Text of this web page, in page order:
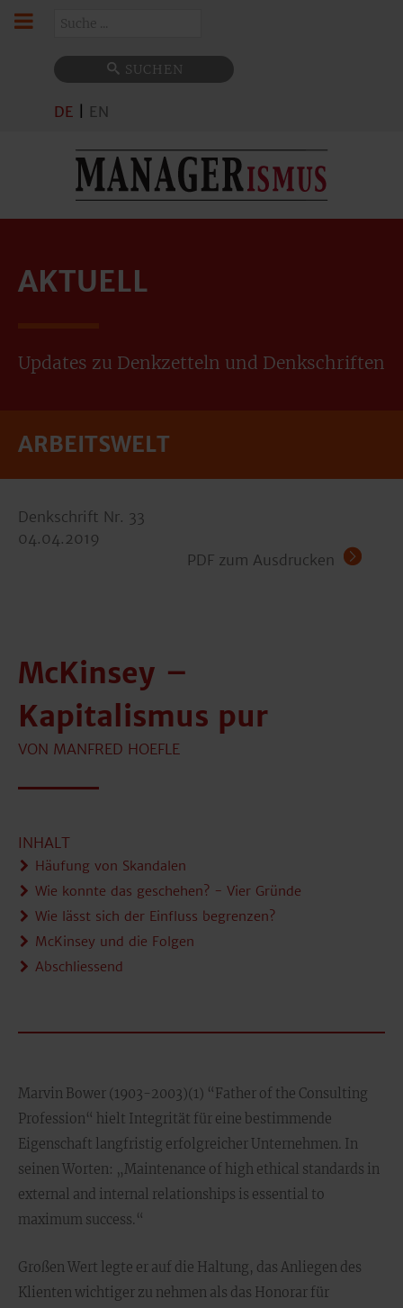
SUCHEN
DE EN
AKTUELL
Updates zu Denkzetteln und Denkschriften
ARBEITSWELT
Denkschrift Nr. 33
04.04.2019
PDF zum Ausdrucken
McKinsey –
Kapitalismus pur
VON MANFRED HOEFLE
INHALT
Häufung von Skandalen
Wie konnte das geschehen? - Vier Gründe
Wie lässt sich der Einfluss begrenzen?
McKinsey und die Folgen
Abschliessend
Marvin Bower (1903-2003)(1) “Father of the Consulting
Profession“ hielt Integrität für eine bestimmende
Eigenschaft langfristig erfolgreicher Unternehmen. In
seinen Worten: „Maintenance of high ethical standards in
external and internal relationships is essential to
maximum success.“
Großen Wert legte er auf die Haltung, das Anliegen des
Klienten wichtiger zu nehmen als das Honorar für